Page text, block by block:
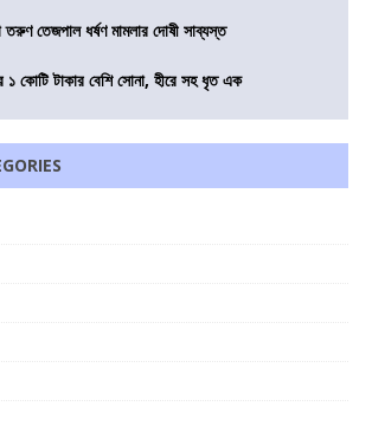
তরুণ তেজপাল ধর্ষণ মামলার দোষী সাব্যস্ত
১ কোটি টাকার বেশি সোনা, হীরে সহ ধৃত এক